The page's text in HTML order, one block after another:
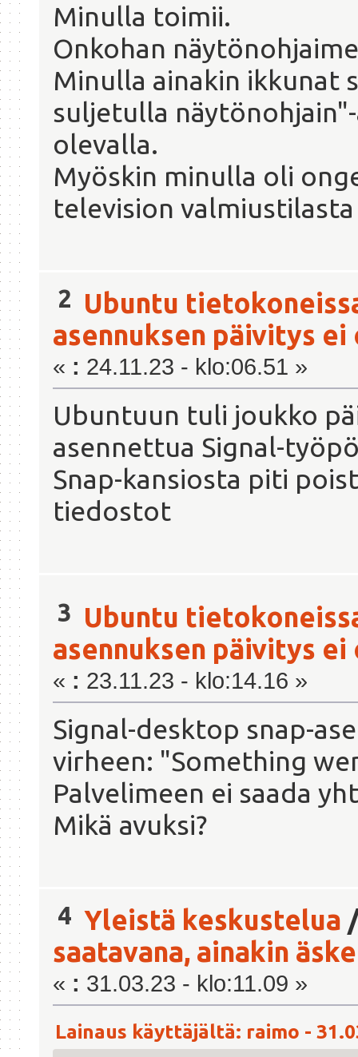
Minulla toimii.
Onkohan
Minulla ainakin ikkunat
suljetulla
olevalla.
Myöskin minulla oli
television
2 Ubuntu
asennuksen päivitys
« : 24.11.23 - klo:06.51 »
Ubuntuun tuli joukko
asennettua Signal-
Snap-kansiosta piti
tiedostot
3 Ubuntu
asennuksen päivitys ei
« : 23.11.23 - klo:14.16 »
Signal-desktop snap-
virheen: "Something
Palvelimeen ei saada
Mikä avuksi?
4 Yleistä keskustelua
saatavana, ainakin
« : 31.03.23 - klo:11.09 »
Lainaus käyttäjältä: raimo -